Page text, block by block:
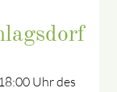
Uhr des